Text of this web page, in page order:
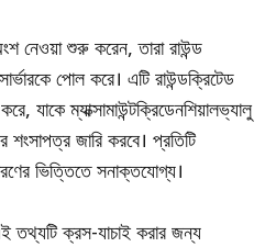
নেওয়া শুরু করেন, তারা রাউন্ড
পোল করে। এটি রাউন্ডক্রিটেড
যাকে ম্যাক্সামাউন্টক্রিডেনশিয়ালভ্যালু
শংসাপত্র জারি করবে। প্রতিটি
ভিত্তিতে সনাক্তযোগ্য।
তথ্যটি ক্রস-যাচাই করার জন্য